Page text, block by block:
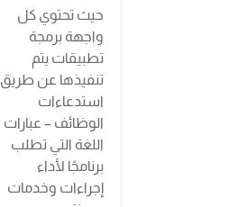
حيث تحتوي كل
واجهة برمجة
تطبيقات يتم
تنفيذها عن طريق
استدعاءات
الوظائف – عبارات
اللغة التي تطلب
برنامجًا لأداء
إجراءات وخدمات